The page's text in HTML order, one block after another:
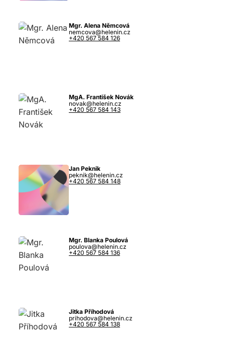
Mgr. Alena Němcová
nemcova@helenin.cz
+420 567 584 126
MgA. František Novák
novak@helenin.cz
+420 567 584 143
Jan Peknik
peknik@helenin.cz
+420 567 584 148
Mgr. Blanka Poulová
poulova@helenin.cz
+420 567 584 136
Jitka Příhodová
prihodova@helenin.cz
+420 567 584 138